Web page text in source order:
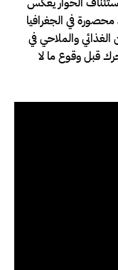
محصورة في الجغرافيا
الغذائي والملاحي في
قبل وقوع ما لا